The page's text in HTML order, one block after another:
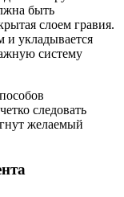
быть
слоем гравия.
и укладывается
систему
следовать
желаемый